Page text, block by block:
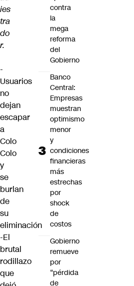
ies
tra
do
r.
-
Usuarios
no
dejan
escapar
a
Colo
Colo
y
se
burlan
de
su
eliminación
-El
brutal
rodillazo
que
contra
la
mega
reforma
del
Gobierno
Banco
Central:
Empresas
muestran
optimismo
menor
y
condiciones
financieras
más
estrechas
por
shock
de
costos
Gobierno
remueve
por
“pérdida
de